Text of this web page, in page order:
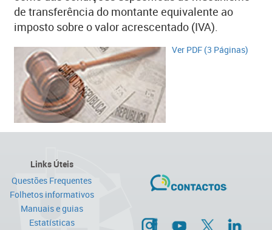
de transferência do montante equivalente ao
imposto sobre o valor acrescentado (IVA).
V​er P​DF (3 Páginas)​​​
Links Úteis
Questões Frequentes
Folhetos informativos
Manuais e guias
Estatísticas